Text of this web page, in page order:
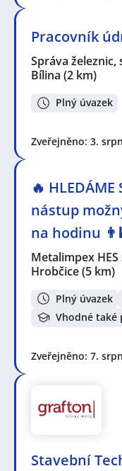
Pracovník
Správa
Bílina (2 km)
Plný úvazek
Zveřejněno: 3.
🔥 HLEDÁME
nástup
na hodinu
Metalimpex HES
Hrobčice(5 km)
Plný úvazek
Vhodné také
Zveřejněno: 7.
Stavební